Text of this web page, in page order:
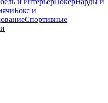
Бокс и
Спортивные